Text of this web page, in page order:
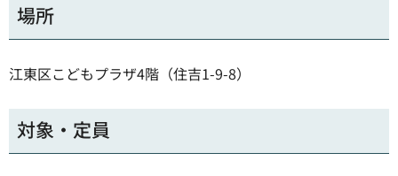
場所
江東区こどもプラザ4階（住吉1-9-8）
対象・定員